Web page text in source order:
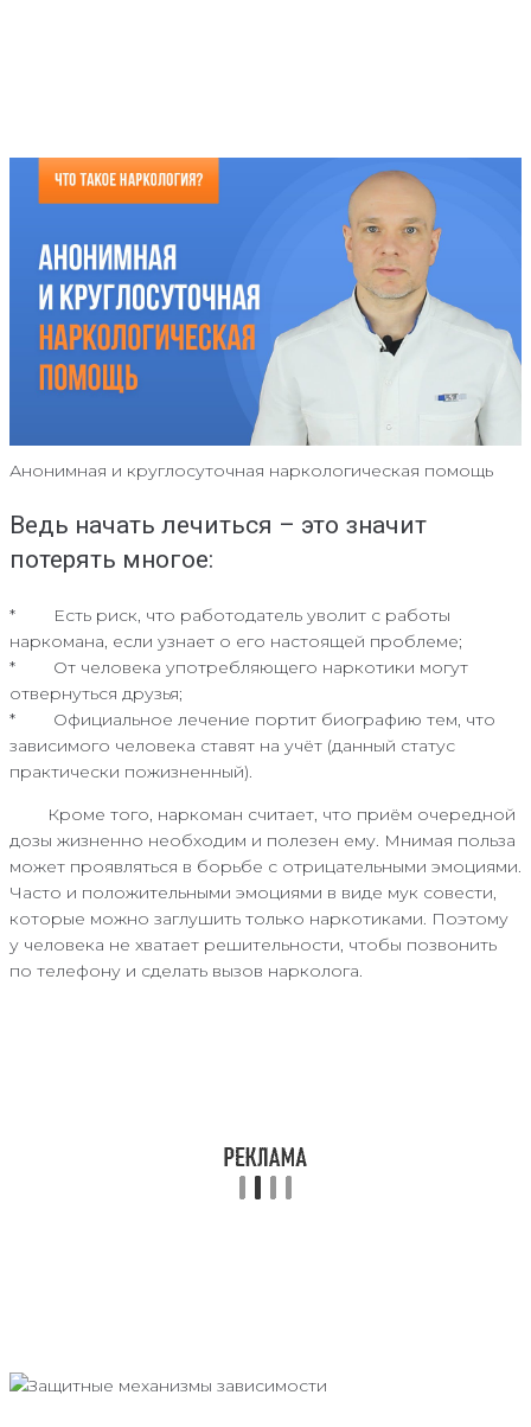
Анонимная и круглосуточная наркологическая помощь
Ведь начать лечиться – это значит
потерять многое:
* Есть риск, что работодатель уволит с работы
наркомана, если узнает о его настоящей проблеме;
* От человека употребляющего наркотики могут
отвернуться друзья;
* Официальное лечение портит биографию тем, что
зависимого человека ставят на учёт (данный статус
практически пожизненный).
Кроме того, наркоман считает, что приём очередной
дозы жизненно необходим и полезен ему. Мнимая польза
может проявляться в борьбе с отрицательными эмоциями.
Часто и положительными эмоциями в виде мук совести,
которые можно заглушить только наркотиками. Поэтому
у человека не хватает решительности, чтобы позвонить
по телефону и сделать вызов нарколога.